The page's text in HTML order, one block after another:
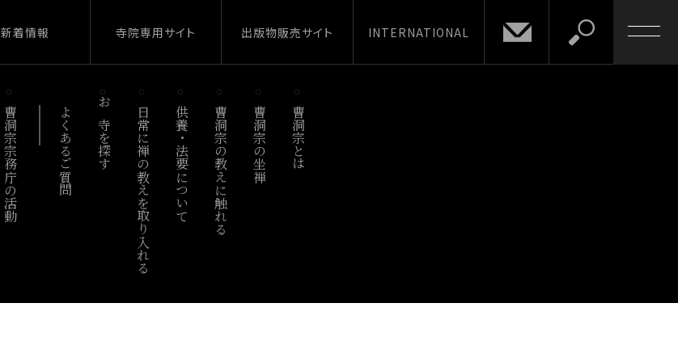
新着情報 寺院専用サイト 出版物販売サイト INTERNATIONAL
曹洞宗宗務庁の活動 よくあるご質問 お寺を探す 日常に禅の教えを取り入れる 供養・法要について 曹洞宗の教えに触れる 曹洞宗の坐禅 曹洞宗とは